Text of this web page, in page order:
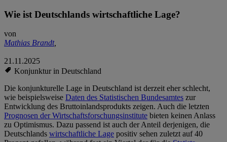
Wie ist Deutschlands wirtschaftliche Lage?
von
Mathias Brandt,
21.11.2025
Konjunktur in Deutschland
Die konjunkturelle Lage in Deutschland ist derzeit eher schlecht,
wie beispielsweise Daten des Statistischen Bundesamtes zur
Entwicklung des Bruttoinlandsprodukts zeigen. Auch die letzten
Prognosen der Wirtschaftsforschungsinstitute bieten keinen Anlass
zu Optimismus. Dazu passend ist auch der Anteil derjenigen, die
Deutschlands wirtschaftliche Lage positiv sehen zuletzt auf 40